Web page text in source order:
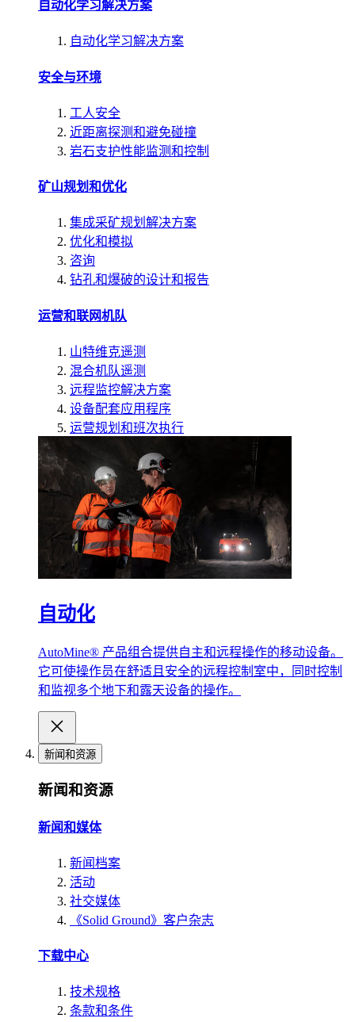
自动化学习解决方案
自动化学习解决方案
安全与环境
工人安全
近距离探测和避免碰撞
岩石支护性能监测和控制
矿山规划和优化
集成采矿规划解决方案
优化和模拟
咨询
钻孔和爆破的设计和报告
运营和联网机队
山特维克遥测
混合机队遥测
远程监控解决方案
设备配套应用程序
运营规划和班次执行
自动化
AutoMine® 产品组合提供自主和远程操作的移动设备。
它可使操作员在舒适且安全的远程控制室中，同时控制
和监视多个地下和露天设备的操作。
新闻和资源
新闻和资源
新闻和媒体
新闻档案
活动
社交媒体
《Solid Ground》客户杂志
下载中心
技术规格
条款和条件